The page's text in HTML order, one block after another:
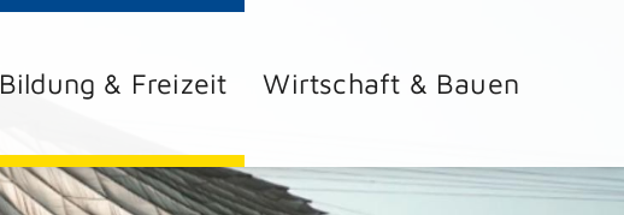
Bildung & Freizeit Wirtschaft & Bauen